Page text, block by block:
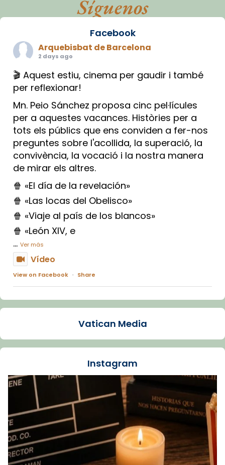
Síguenos
Facebook
Arquebisbat de Barcelona
2 days ago
🎬 Aquest estiu, cinema per gaudir i també
per reflexionar!
Mn. Peio Sánchez proposa cinc pel·lícules
per a aquestes vacances. Històries per a
tots els públics que ens conviden a fer-nos
preguntes sobre l'acollida, la superació, la
convivència, la vocació i la nostra manera
de mirar els altres.
🍿 «El día de la revelación»
🍿 «Las locas del Obelisco»
🍿 «Viaje al país de los blancos»
🍿 «León XIV, e
... Ver más
Vídeo
View on Facebook · Share
Arquebisbat de Barcelona
La Carmina va patir depressió. Fa gairebé
dos mesos, a l'Estadi Lluís Companys, la
Recupera l'entrevista comp
Vatican
tican News 👇
www.vaticannews.va/es/iglesia/news/2026-
07/carmina-historia-depresion-papa-viaje-
espana-testimoni...
Foto
Vatican Media
Instagram